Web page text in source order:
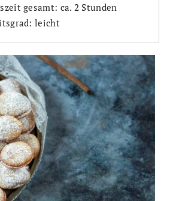
gesamt: ca. 2 Stunden
leicht